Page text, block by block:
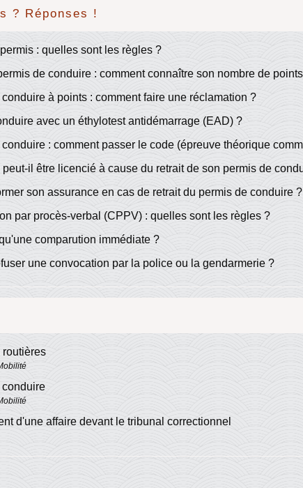
? Réponses !
: quelles sont les règles ?
de conduire : comment connaître son nombre de
conduire à points : comment faire une réclamation ?
avec un éthylotest antidémarrage (EAD) ?
conduire : comment passer le code (épreuve théorique
il être licencié à cause du retrait de son permis de
son assurance en cas de retrait du permis de conduire ?
par procès-verbal (CPPV) : quelles sont les règles ?
comparution immédiate ?
une convocation par la police ou la gendarmerie ?
routières
conduire
d'une affaire devant le tribunal correctionnel